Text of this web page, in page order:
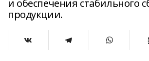
и обеспечения стабильного
продукции.